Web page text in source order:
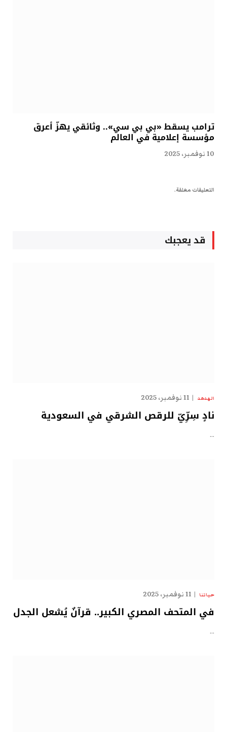
ترامب يسقط «بي بي سي».. وثائقي يهزّ أعرق
مؤسسة إعلامية في العالم
10 نوفمبر، 2025
التعليقات مغلقة.
قد يعجبك
الهدهد 11 نوفمبر، 2025
نادٍ سِرِّيّ للرقص الشرقي في السعودية
…
حياتنا 11 نوفمبر، 2025
في المتحف المصري الكبير.. قرآنٌ يُشعل الجدل
…